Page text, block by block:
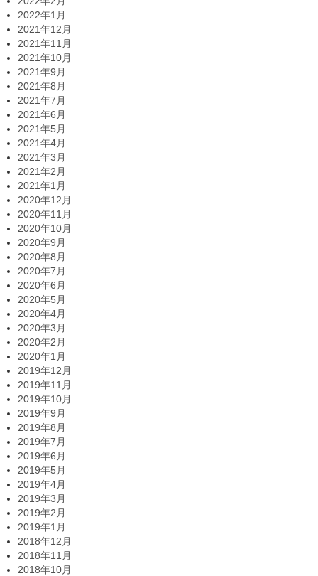
2022年1月
2021年12月
2021年11月
2021年10月
2021年9月
2021年8月
2021年7月
2021年6月
2021年5月
2021年4月
2021年3月
2021年2月
2021年1月
2020年12月
2020年11月
2020年10月
2020年9月
2020年8月
2020年7月
2020年6月
2020年5月
2020年4月
2020年3月
2020年2月
2020年1月
2019年12月
2019年11月
2019年10月
2019年9月
2019年8月
2019年7月
2019年6月
2019年5月
2019年4月
2019年3月
2019年2月
2019年1月
2018年12月
2018年11月
2018年10月